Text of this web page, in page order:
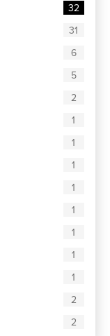
32
31
6
5
2
1
1
1
1
1
1
1
1
2
2